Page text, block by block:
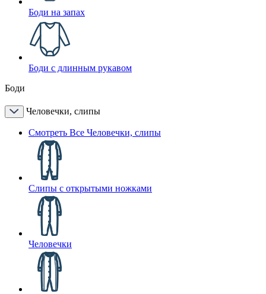
Боди на запах
Боди с длинным рукавом
Боди
Человечки, слипы
Смотреть Все Человечки, слипы
Слипы с открытыми ножками
Человечки